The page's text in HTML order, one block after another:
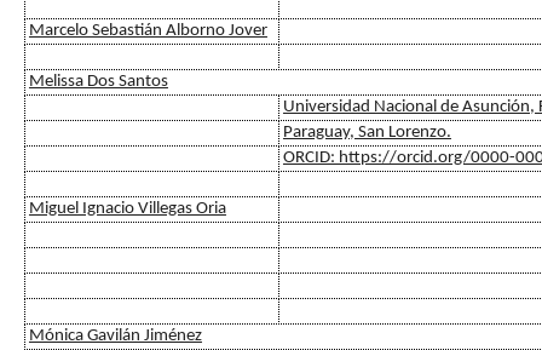
Marcelo Sebastián Alborno Jover
Melissa Dos Santos
Universidad Nacional de Asunción,
Paraguay, San Lorenzo.
ORCID: https://orcid.org/0000-
Miguel Ignacio Villegas Oria
Mónica Gavilán Jiménez